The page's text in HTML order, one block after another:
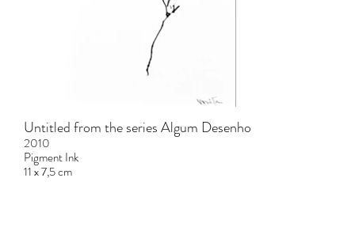
Untitled from the series Algum Desenho
2010
Pigment Ink
11 x 7,5 cm